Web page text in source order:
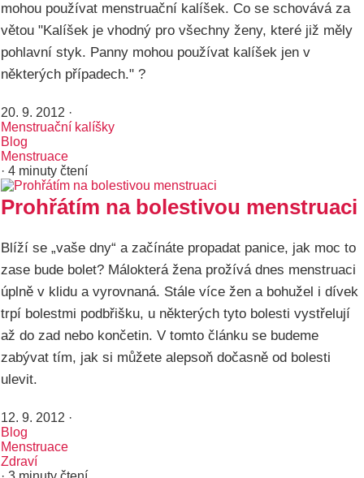
mohou používat menstruační kalíšek. Co se schovává za
větou "Kalíšek je vhodný pro všechny ženy, které již měly
pohlavní styk. Panny mohou používat kalíšek jen v
některých případech." ?
20. 9. 2012 ·
Menstruační kalíšky
Blog
Menstruace
· 4 minuty čtení
Prohřátím na bolestivou menstruaci
Blíží se „vaše dny“ a začínáte propadat panice, jak moc to
zase bude bolet? Málokterá žena prožívá dnes menstruaci
úplně v klidu a vyrovnaná. Stále více žen a bohužel i dívek
trpí bolestmi podbřišku, u některých tyto bolesti vystřelují
až do zad nebo končetin. V tomto článku se budeme
zabývat tím, jak si můžete alepsoň dočasně od bolesti
ulevit.
12. 9. 2012 ·
Blog
Menstruace
Zdraví